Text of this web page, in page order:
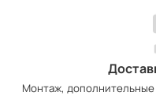
Монтаж, дополнительные